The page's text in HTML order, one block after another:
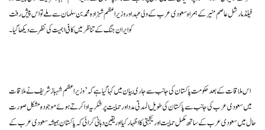
فیلڈ مارشل عاصم منیر کے ہمراہ سعودی عرب کے ولی عہد اور وزیراعظم شہزادہ محمد بن سلمان سے ملے تو اس پیش رفت
کو ایران جنگ کے تناظر میں کافی اہمیت کی نظر سے دیکھا گیا۔
اس ملاقات کے بعد حکومت پاکستان کی جانب سے جاری بیان میں کہا گیا ہے کہ ’وزیراعظم شہباز شریف نے ملاقات
میں سعودی عرب کی جانب سے پاکستان کی طویل المدتی مدد اور حمایت پر شکریہ ادا کرتے ہوئے موجودہ مشکل صورت
حال میں سعودی عرب کے ساتھ مکمل حمایت اور یکجہتی کا اظہار کیا اور یقین دہانی کرائی کہ پاکستان ہمیشہ سعودی عرب کے